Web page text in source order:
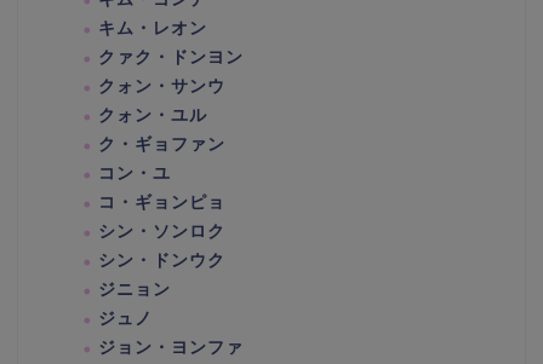
キム・レオン
クァク・ドンヨン
クォン・サンウ
クォン・ユル
ク・ギョファン
コン・ユ
コ・ギョンピョ
シン・ソンロク
シン・ドンウク
ジニョン
ジュノ
ジョン・ヨンファ